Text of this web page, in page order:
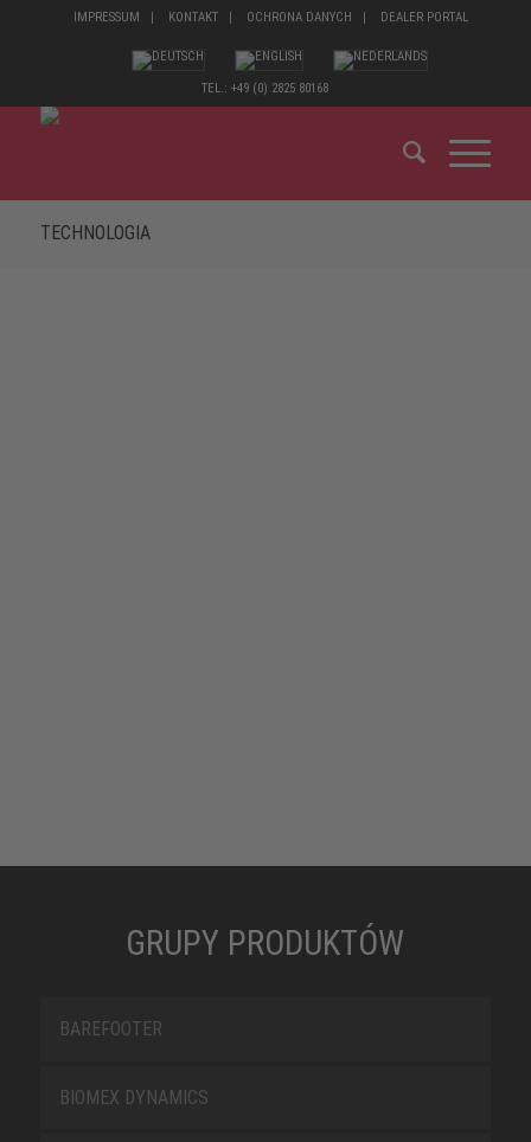
IMPRESSUM KONTAKT OCHRONA DANYCH DEALER PORTAL
TEL.: +49 (0) 2825 80168
TECHNOLOGIA
GRUPY PRODUKTÓW
BAREFOOTER
BIOMEX DYNAMICS